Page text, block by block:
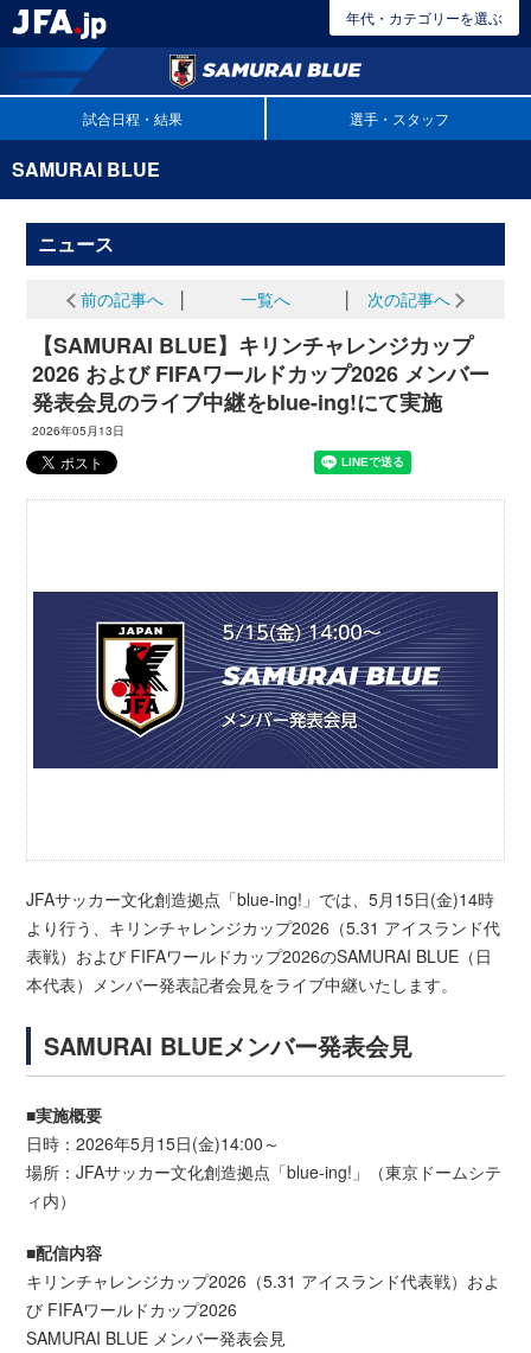
年代・カテゴリーを選ぶ
試合日程・結果 選手・スタッフ
SAMURAI BLUE
ニュース
前の記事へ 一覧へ 次の記事へ
【SAMURAI BLUE】キリンチャレンジカップ
2026 および FIFAワールドカップ2026 メンバー
発表会見のライブ中継をblue-ing!にて実施
2026年05月13日
JFAサッカー文化創造拠点「blue-ing!」では、5月15日(金)14時
より行う、キリンチャレンジカップ2026（5.31 アイスランド代
表戦）および FIFAワールドカップ2026のSAMURAI BLUE（日
本代表）メンバー発表記者会見をライブ中継いたします。
SAMURAI BLUEメンバー発表会見
■実施概要
日時：2026年5月15日(金)14:00～
場所：JFAサッカー文化創造拠点「blue-ing!」（東京ドームシテ
ィ内）
■配信内容
キリンチャレンジカップ2026（5.31 アイスランド代表戦）およ
び FIFAワールドカップ2026
SAMURAI BLUE メンバー発表会見